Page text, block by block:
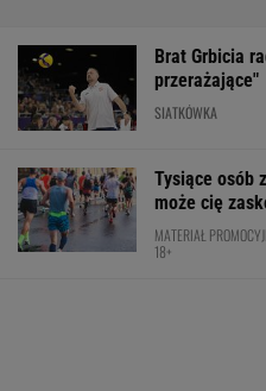
Brat Grbicia
przerażające"
SIATKÓWKA
Tysiące osób
może cię
MATERIAŁ
18+